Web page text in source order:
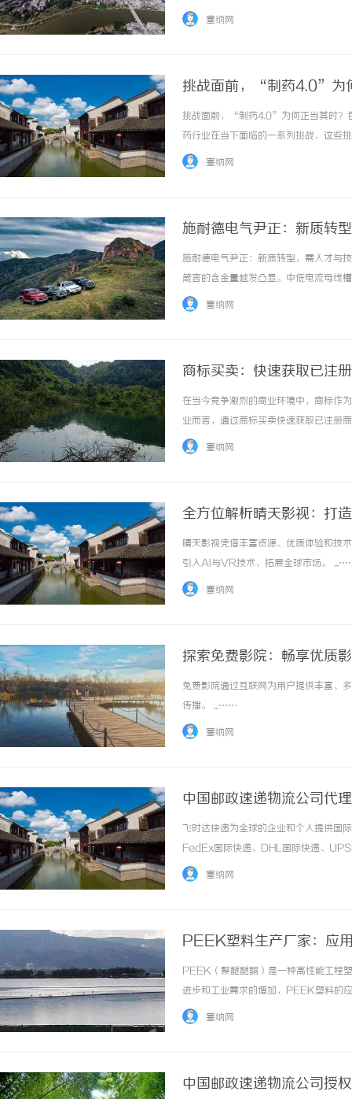
塞纳网
挑战面前，“制药4.0”为
挑战面前，“制药4.0”为何正当其时？
药行业在当下面临的一系列挑战，这些
工业电气自动化首先，历史数据管理困
塞纳网
施耐德电气尹正：新质转
施耐德电气尹正：新质转型，需人才与
箴言的含金量越发凸显。中低电流母
给出的答案始终不变——技术越快速发
塞纳网
商标买卖：快速获取已注
在当今竞争激烈的商业环境中，商标作
业而言，通过商标买卖快速获取已注册
降低了法律风险，为企业的快速发展铺
塞纳网
全方位解析晴天影视：打
晴天影视凭借丰富资源、优质体验和技
引入AI与VR技术，拓展全球市场。
塞纳网
探索免费影院：畅享优质
免费影院通过互联网为用户提供丰富、
传播。 ...……
塞纳网
中国邮政速递物流公司代
E邮宝价格和EUB报价表
飞时达快递为全球的企业和个人提供国
FedEx国际快递、DHL国际快递、
务。E邮宝资费及相关规定e邮宝通达
塞纳网
PEEK塑料生产厂家：应
PEEK（聚醚醚酮）是一种高性能工程
进步和工业需求的增加，PEEK塑料的
塑料生产厂家将深入探讨PEEK塑料的
塞纳网
中国邮政速递物流公司授